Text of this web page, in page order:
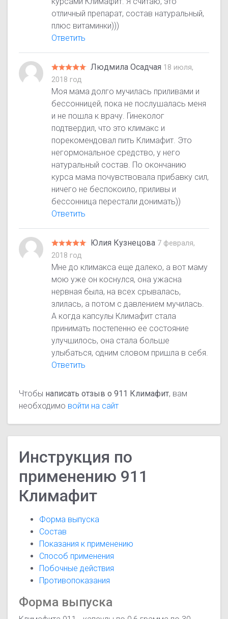
отличный препарат, состав натуральный,
плюс витаминки)))
Ответить
Людмила Осадчая 18 июля,
2018 год
Моя мама долго мучилась приливами и
бессонницей, пока не послушалась меня
и не пошла к врачу. Гинеколог
подтвердил, что это климакс и
порекомендовал пить Климафит. Это
негормональное средство, у него
натуральный состав. По окончанию
курса мама почувствовала прибавку сил,
ничего не беспокоило, приливы и
бессонница перестали донимать))
Ответить
Юлия Кузнецова 7 февраля,
2018 год
Мне до климакса еще далеко, а вот маму
мою уже он коснулся, она ужасна
нервная была, на всех срывалась,
злилась, а потом с давлением мучилась.
А когда капсулы Климафит стала
принимать постепенно ее состояние
улучшилось, она стала больше
улыбаться, одним словом пришла в себя.
Ответить
Чтобы написать отзыв о 911 Климафит, вам
необходимо войти на сайт
Инструкция по
применению 911
Климафит
Форма выпуска
Состав
Показания к применению
Способ применения
Побочные действия
Противопоказания
Форма выпуска